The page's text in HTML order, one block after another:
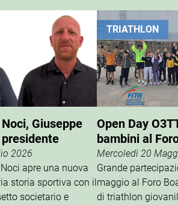
Giuseppe
2026
apre una nuova
storia sportiva con il
societario e
TRIATHLON
Open Day
bambini al
Mercoledì 20
Grande
maggio al Foro
di triathlon